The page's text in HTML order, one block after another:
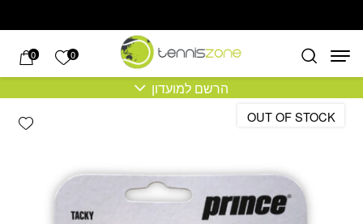
0 הרשימה
0
הרשם למועדון
OUT OF STOCK